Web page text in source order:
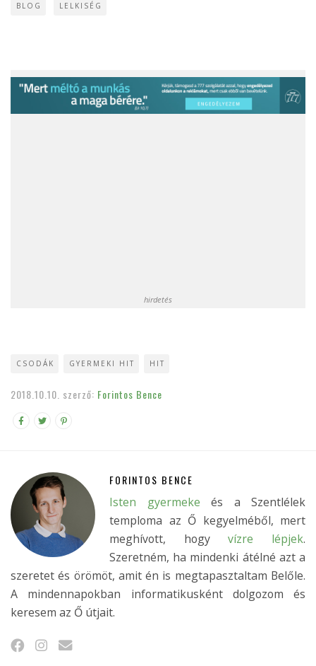
BLOG LELKISÉG
hirdetés
CSODÁK GYERMEKI HIT HIT
2018.10.10. szerző: Forintos Bence
FORINTOS BENCE
Isten gyermeke és a Szentlélek
temploma az Ő kegyelméből, mert
meghívott, hogyvízre lépjek.
Szeretném, ha mindenki átélné azt a
szeretet és örömöt, amit én is megtapasztaltam Belőle.
A mindennapokban informatikusként dolgozom és
keresem az Ő útjait.